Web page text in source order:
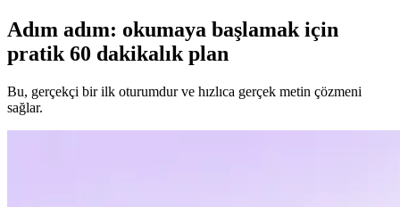
Adım adım: okumaya başlamak için
pratik 60 dakikalık plan
Bu, gerçekçi bir ilk oturumdur ve hızlıca gerçek metin çözmeni
sağlar.